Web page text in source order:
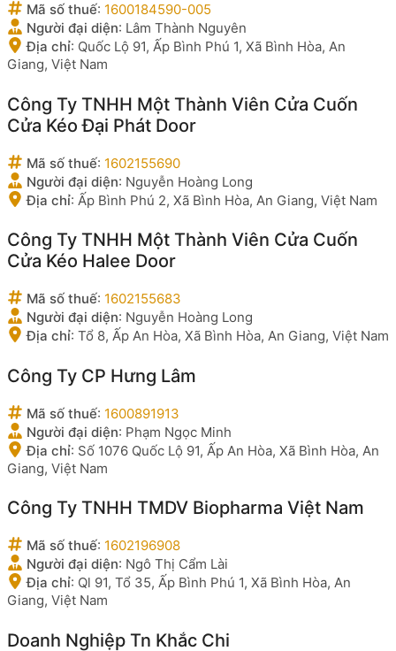
Mã số thuế: 1600184590-005
Người đại diện: Lâm Thành Nguyên
Địa chỉ: Quốc Lộ 91, Ấp Bình Phú 1, Xã Bình Hòa, An
Giang, Việt Nam
Công Ty TNHH Một Thành Viên Cửa Cuốn
Cửa Kéo Đại Phát Door
Mã số thuế: 1602155690
Người đại diện: Nguyễn Hoàng Long
Địa chỉ: Ấp Bình Phú 2, Xã Bình Hòa, An Giang, Việt Nam
Công Ty TNHH Một Thành Viên Cửa Cuốn
Cửa Kéo Halee Door
Mã số thuế: 1602155683
Người đại diện: Nguyễn Hoàng Long
Địa chỉ: Tổ 8, Ấp An Hòa, Xã Bình Hòa, An Giang, Việt Nam
Công Ty CP Hưng Lâm
Mã số thuế: 1600891913
Người đại diện: Phạm Ngọc Minh
Địa chỉ: Số 1076 Quốc Lộ 91, Ấp An Hòa, Xã Bình Hòa, An
Giang, Việt Nam
Công Ty TNHH TMDV Biopharma Việt Nam
Mã số thuế: 1602196908
Người đại diện: Ngô Thị Cẩm Lài
Địa chỉ: Ql 91, Tổ 35, Ấp Bình Phú 1, Xã Bình Hòa, An
Giang, Việt Nam
Doanh Nghiệp Tn Khắc Chi